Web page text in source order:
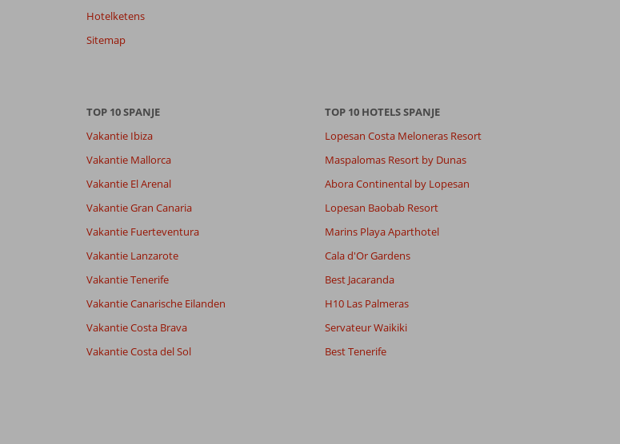
Sorteren op
datum (nieuw > oud)
Hotelketens
Sitemap
TOP 10 SPANJE
Vakantie Ibiza
Vakantie Mallorca
Vakantie El Arenal
Vakantie Gran Canaria
Vakantie Fuerteventura
Vakantie Lanzarote
Vakantie Tenerife
Vakantie Canarische Eilanden
Vakantie Costa Brava
Vakantie Costa del Sol
TOP 10 HOTELS SPANJE
Lopesan Costa Meloneras Resort
Maspalomas Resort by Dunas
Abora Continental by Lopesan
Lopesan Baobab Resort
Marins Playa Aparthotel
Cala d'Or Gardens
Best Jacaranda
H10 Las Palmeras
Servateur Waikiki
Best Tenerife